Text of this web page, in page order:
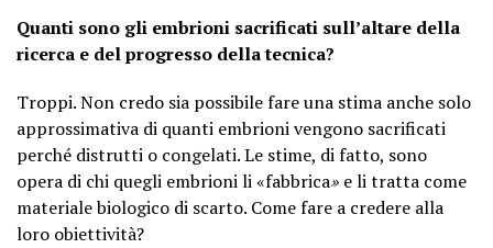
Quanti sono gli embrioni sacrificati sull’altare della
ricerca e del progresso della tecnica?
Troppi. Non credo sia possibile fare una stima anche solo
approssimativa di quanti embrioni vengono sacrificati
perché distrutti o congelati. Le stime, di fatto, sono
opera di chi quegli embrioni li «fabbrica» e li tratta come
materiale biologico di scarto. Come fare a credere alla
loro obiettività?